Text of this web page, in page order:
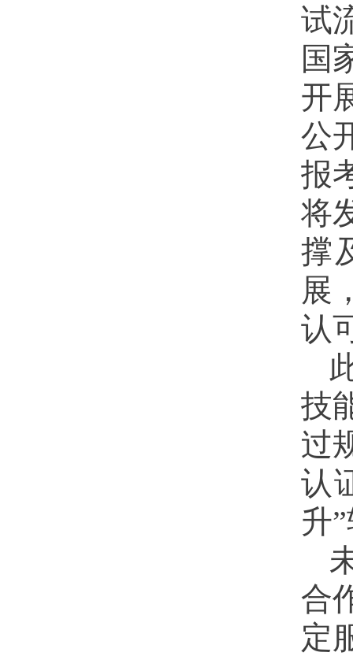
试
国
开
公
报
将
撑
展
认
技
过
认
升
合
定